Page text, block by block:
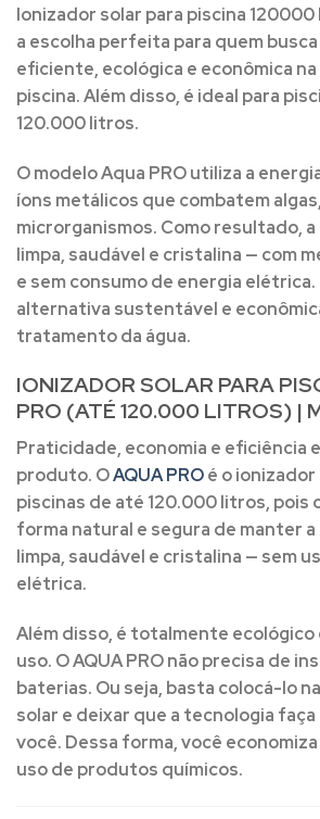
Ionizador solar para piscina
a escolha perfeita para quem
eficiente, ecológica e econômica na
piscina. Além disso, é ideal para
120.000 litros.
O modelo Aqua PRO utiliza a
íons metálicos que combatem
microrganismos. Como resultado,
limpa, saudável e cristalina — com
e sem consumo de energia elétrica.
alternativa sustentável e
tratamento da água.
IONIZADOR SOLAR PARA
PRO (ATÉ 120.000 LITROS) |
Praticidade, economia e eficiência
produto. OAQUA PROé o
piscinas de até 120.000 litros, pois
forma natural e segura de manter a
limpa, saudável e cristalina — sem
elétrica.
Além disso, é totalmente ecológico
uso. O AQUA PRO não precisa de
baterias. Ou seja, basta colocá-lo
solar e deixar que a tecnologia
você. Dessa forma, você
uso de produtos químicos.